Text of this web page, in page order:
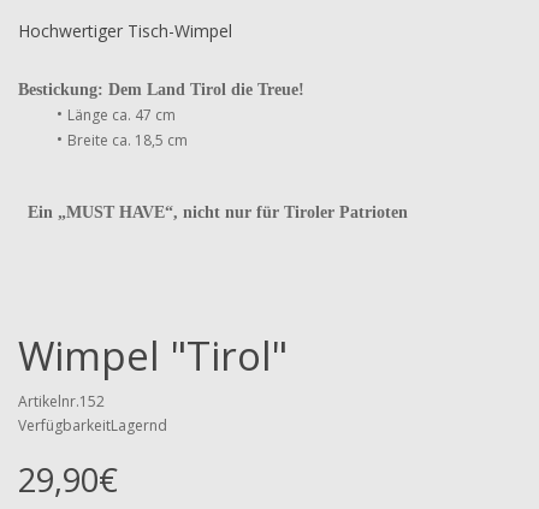
Hochwertiger Tisch-Wimpel
Bestickung: Dem Land Tirol die Treue!
• Länge ca. 47 cm
• Breite ca. 18,5 cm
Ein „MUST HAVE“, nicht nur für Tiroler Patrioten
Wimpel "Tirol"
Artikelnr.152
VerfügbarkeitLagernd
29,90€